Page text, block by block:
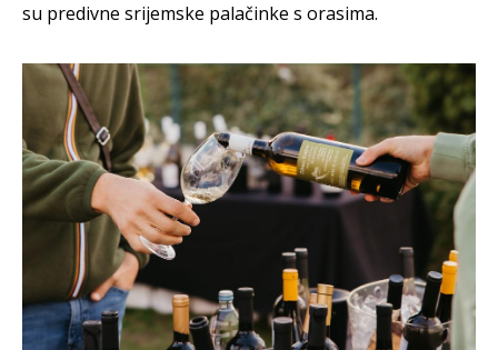
su predivne srijemske palačinke s orasima.